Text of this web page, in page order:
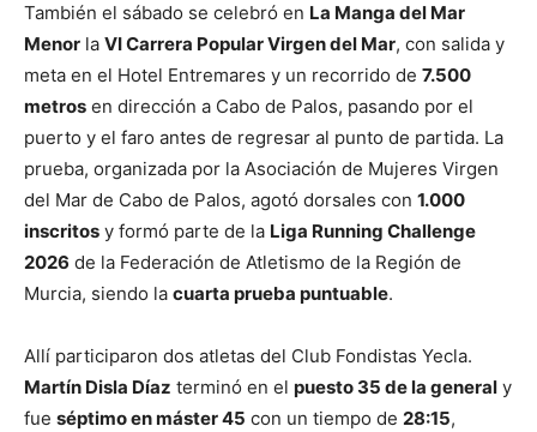
También el sábado se celebró en La Manga del Mar
Menor la VI Carrera Popular Virgen del Mar, con salida y
meta en el Hotel Entremares y un recorrido de 7.500
metros en dirección a Cabo de Palos, pasando por el
puerto y el faro antes de regresar al punto de partida. La
prueba, organizada por la Asociación de Mujeres Virgen
del Mar de Cabo de Palos, agotó dorsales con 1.000
inscritos y formó parte de la Liga Running Challenge
2026 de la Federación de Atletismo de la Región de
Murcia, siendo la cuarta prueba puntuable.
Allí participaron dos atletas del Club Fondistas Yecla.
Martín Disla Díaz terminó en el puesto 35 de la general y
fue séptimo en máster 45 con un tiempo de 28:15,